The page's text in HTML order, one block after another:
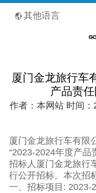
其他语言
厦门金龙旅行车
产品责
作者：本网站 时间
厦门金龙旅行车有限
“2023-2024年度产品
招标人厦门金龙旅行
行公开招标。本次招
一、招标项目: 2023-